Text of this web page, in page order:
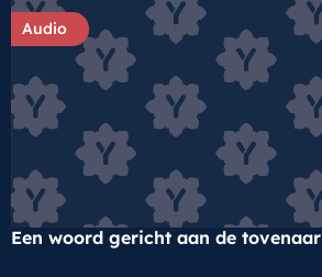
Audio
Een woord gericht aan de tovenaar